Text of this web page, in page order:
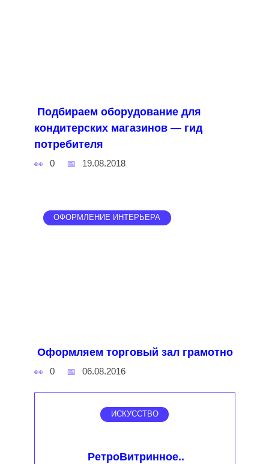
Подбираем оборудование для
кондитерских магазинов — гид
потребителя
0 19.08.2018
ОФОРМЛЕНИЕ ИНТЕРЬЕРА
Оформляем торговый зал грамотно
0 06.08.2016
ИСКУССТВО
РетроВитринное..